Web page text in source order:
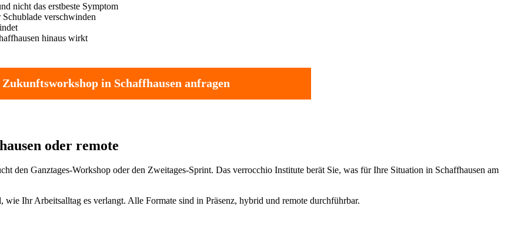
nicht das erstbeste Symptom
verschwinden
hinaus wirkt
Zukunftsworkshop in Schaffhausen anfragen
oder remote
den Ganztages-Workshop oder den Zweitages-Sprint. Das verrocchio Institute berät Sie, was für Ihre Situation in Schaffhausen am
Ihr Arbeitsalltag es verlangt. Alle Formate sind in Präsenz, hybrid und remote durchführbar.